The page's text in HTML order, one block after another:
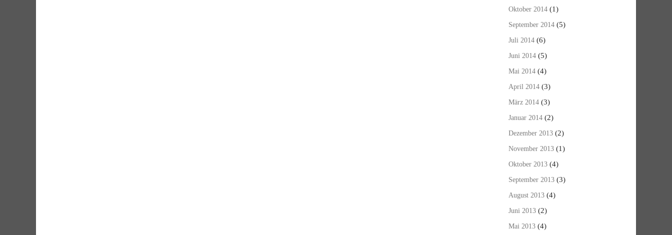
Oktober 2014 (1)
September 2014 (5)
Juli 2014 (6)
Juni 2014 (5)
Mai 2014 (4)
April 2014 (3)
März 2014 (3)
Januar 2014 (2)
Dezember 2013 (2)
November 2013 (1)
Oktober 2013 (4)
September 2013 (3)
August 2013 (4)
Juni 2013 (2)
Mai 2013 (4)